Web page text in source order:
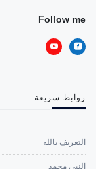
Follow me
روابط سريعة
التعريف بالله
النبي محمد